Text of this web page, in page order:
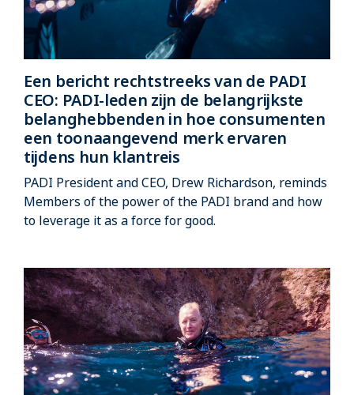
Een bericht rechtstreeks van de PADI
CEO: PADI-leden zijn de belangrijkste
belanghebbenden in hoe consumenten
een toonaangevend merk ervaren
tijdens hun klantreis
PADI President and CEO, Drew Richardson, reminds
Members of the power of the PADI brand and how
to leverage it as a force for good.